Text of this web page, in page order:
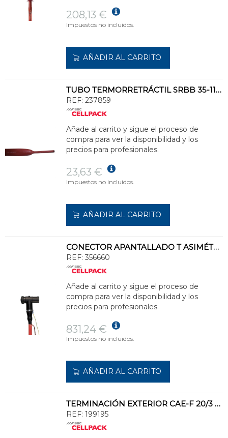
208,13 €
Impuestos no incluidos.
AÑADIR AL CARRITO
TUBO TERMORRETRÁCTIL SRBB 35-11/1000 ROJO OSCURO EN TIRAS DE 1m
REF: 237859
Añade al carrito y sigue el proceso de
compra para ver la disponibilidad y los
precios para profesionales.
23,63 €
Impuestos no incluidos.
AÑADIR AL CARRITO
CONECTOR APANTALLADO T ASIMÉTRICO PASATAPAS TIPO C CTS 630A 24/36kV 240-400
REF: 356660
Añade al carrito y sigue el proceso de
compra para ver la disponibilidad y los
precios para profesionales.
831,24 €
Impuestos no incluidos.
AÑADIR AL CARRITO
TERMINACIÓN EXTERIOR CAE-F 20/3 24kV 70-240
REF: 199195